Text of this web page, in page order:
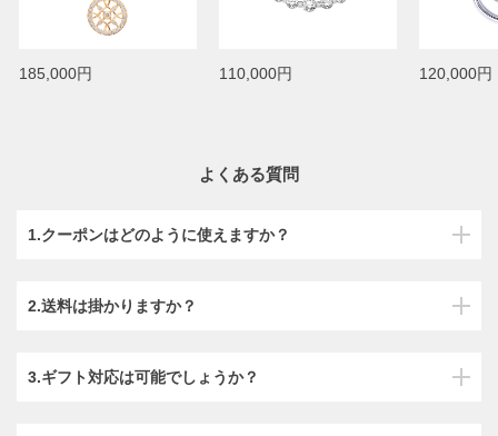
185,000円 110,000円 120,000円
よくある質問
1.クーポンはどのように使えますか？
2.送料は掛かりますか？
3.ギフト対応は可能でしょうか？